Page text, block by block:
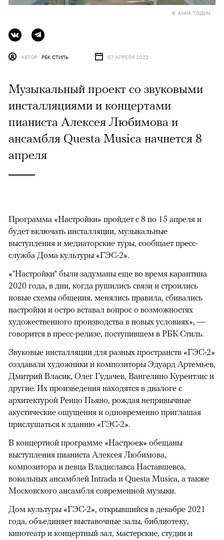
© АННА ТОДИЧ
АВТОР РБК СТИЛЬ 07 АПРЕЛЯ 2022
Музыкальный проект со звуковыми
инсталляциями и концертами
пианиста Алексея Любимова и
ансамбля Questa Musica начнется 8
апреля
Программа «Настройки» пройдет с 8 по 15 апреля и
будет включать инсталляции, музыкальные
выступления и медиаторские туры, сообщает пресс-
служба Дома культуры «ГЭС-2».
«"Настройки" были задуманы еще во время карантина
2020 года, в дни, когда рушились связи и строились
новые схемы общения, менялись правила, сбивались
настройки и остро вставал вопрос о возможностях
художественного производства в новых условиях», —
говорится в пресс-релизе, поступившем в РБК Стиль.
Звуковые инсталляции для разных пространств «ГЭС-2»
создавали художники и композиторы Эдуард Артемьев,
Дмитрий Власик, Олег Гудачев, Вангелино Курентзис и
другие. Их произведения находятся в диалоге с
архитектурой Ренцо Пьяно, рождая непривычные
акустические ощущения и одновременно приглашая
прислушаться к зданию «ГЭС-2».
В концертной программе «Настроек» обещаны
выступления пианиста Алексея Любимова,
композитора и певца Владиславса Наставшевса,
вокальных ансамблей Intrada и Questa Musica, а также
Московского ансамбля современной музыки.
Дом культуры «ГЭС-2», открывшийся в декабре 2021
года, объединяет выставочные залы, библиотеку,
кинотеатр и концертный зал, мастерские, студии и